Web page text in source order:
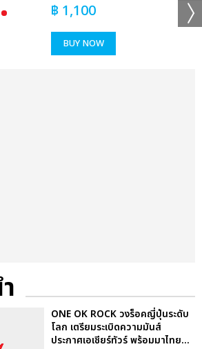
฿ 1,100
BUY NOW
ONE OK ROCK วงร็อคญี่ปุ่นระดับ
โลก เตรียมระเบิดความมันส์
ประกาศเอเชียร์ทัวร์ พร้อมมาไทย...